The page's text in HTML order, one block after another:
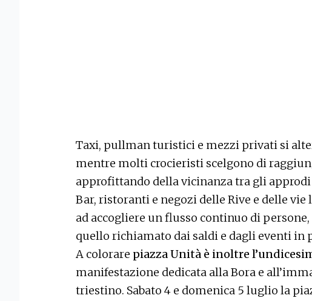
Taxi, pullman turistici e mezzi privati si
mentre molti crocieristi scelgono di
approfittando della vicinanza tra gli
Bar, ristoranti e negozi delle Rive e delle
ad accogliere un flusso continuo di
quello richiamato dai saldi e dagli eventi in
A colorare piazza Unità è inoltre
manifestazione dedicata alla Bora e
triestino. Sabato 4 e domenica 5 luglio la